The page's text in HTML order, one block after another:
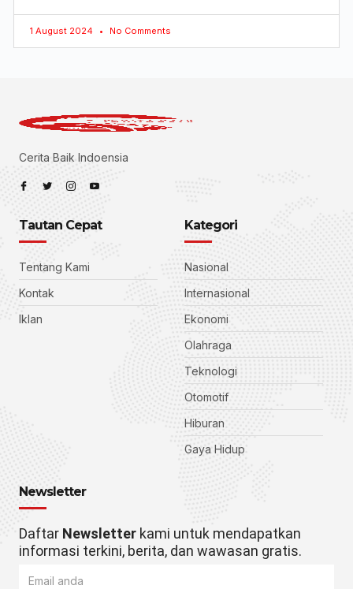
1 August 2024 No Comments
Cerita Baik Indoensia
Tautan Cepat
Tentang Kami
Kontak
Iklan
Kategori
Nasional
Internasional
Ekonomi
Olahraga
Teknologi
Otomotif
Hiburan
Gaya Hidup
Newsletter
Daftar Newsletter kami untuk mendapatkan
informasi terkini, berita, dan wawasan gratis.